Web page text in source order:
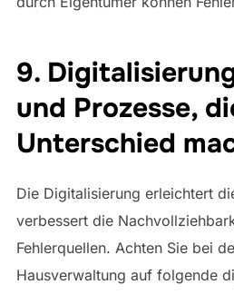
9.
und Prozesse,
Unterschied
Die Digitalisierung erleichtert
verbessert die
Fehlerquellen. Achten Sie bei
Hausverwaltung auf folgende